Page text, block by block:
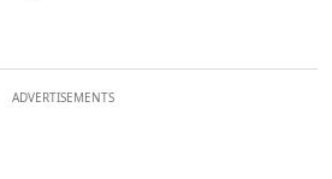
ADVERTISEMENTS